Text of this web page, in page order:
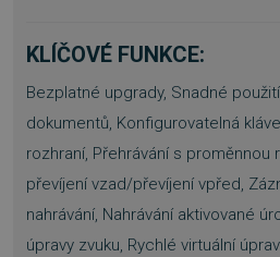
KLÍČOVÉ FUNKCE:
Bezplatné upgrady, Snadné
dokumentů, Konfigurovatelná
rozhraní, Přehrávání s proměnnou
převíjení vzad/převíjení vpřed,
nahrávání, Nahrávání aktivované
úpravy zvuku, Rychlé virtuální